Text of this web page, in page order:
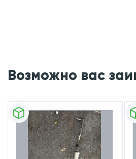
Возможно вас